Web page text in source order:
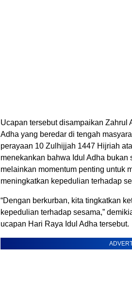
Ucapan tersebut disampaikan Zahrul
Adha yang beredar di tengah
perayaan 10 Zulhijjah 1447 Hijriah
menekankan bahwa Idul Adha
melainkan momentum penting untuk
meningkatkan kepedulian terhadap
“Dengan berkurban, kita tingkatkan
kepedulian terhadap sesama,”
ucapan Hari Raya Idul Adha tersebut.